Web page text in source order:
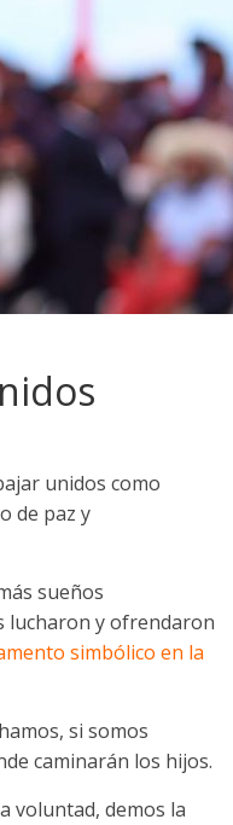
unidos como
de paz y
sueños
lucharon y ofrendaron
simbólico en la
si somos
caminarán los hijos.
voluntad, demos la